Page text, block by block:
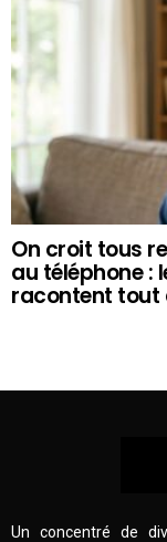
On croit tous
au téléphone :
racontent tout
Un concentré de